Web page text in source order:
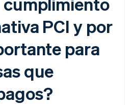
PCI y por
para
que